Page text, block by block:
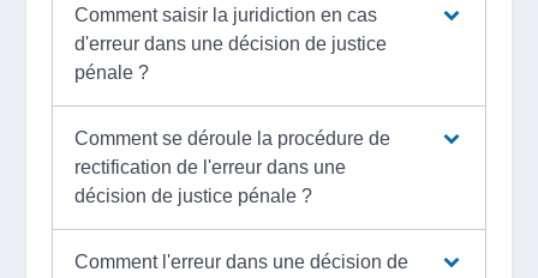
Comment saisir la juridiction en cas
d'erreur dans une décision de justice
pénale ?
Comment se déroule la procédure de
rectification de l'erreur dans une
décision de justice pénale ?
Comment l'erreur dans une décision de